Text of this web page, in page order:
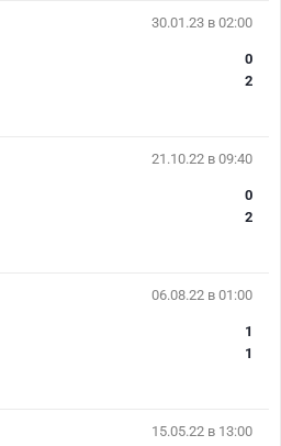
30.01.23 в 02:00
0
2
21.10.22 в 09:40
0
2
06.08.22 в 01:00
1
1
15.05.22 в 13:00